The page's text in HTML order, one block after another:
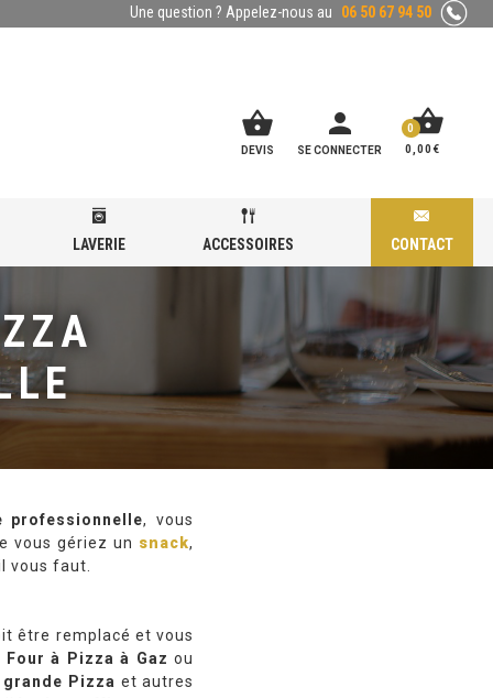
Une question ? Appelez-nous au 06 50 67 94 50
shopping_basket
DEVIS
person
SE CONNECTER
shopping_basket
0,00€
0
LAVERIE ACCESSOIRES CONTACT
professionnelle, vous
vous gériez un snack,
vous faut.
être remplacé et vous
Four à Pizza à Gaz ou
Pizza et autres